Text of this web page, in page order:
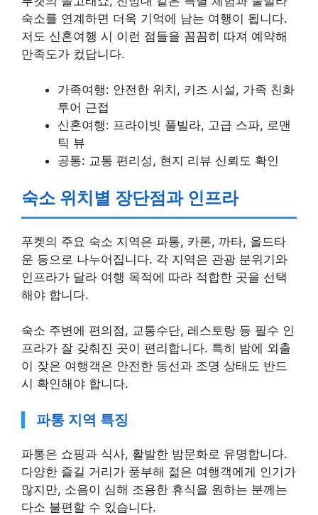
숙소를 연계하면 더욱 기억에 남는 여행이 됩니다.
저도 신혼여행 시 이런 점들을 꼼꼼히 따져 예약해
만족도가 컸답니다.
가족여행: 안전한 위치, 키즈 시설, 가족 친화
투어 근접
신혼여행: 프라이빗 풀빌라, 고급 스파, 로맨
틱 뷰
공통: 교통 편리성, 현지 리뷰 신뢰도 확인
숙소 위치별 장단점과 인프라
푸켓의 주요 숙소 지역은 파통, 카론, 까타, 올드타
운 등으로 나누어집니다. 각 지역은 관광 분위기와
인프라가 달라 여행 목적에 따라 적합한 곳을 선택
해야 합니다.
숙소 주변에 편의점, 교통수단, 레스토랑 등 필수 인
프라가 잘 갖춰진 곳이 편리합니다. 특히 밤에 외출
이 잦은 여행객은 안전한 동선과 조명 상태도 반드
시 확인해야 합니다.
파통 지역 특징
파통은 쇼핑과 식사, 활발한 밤문화로 유명합니다.
다양한 즐길 거리가 풍부해 젊은 여행객에게 인기가
많지만, 소음이 심해 조용한 휴식을 원하는 분께는
다소 불편할 수 있습니다.